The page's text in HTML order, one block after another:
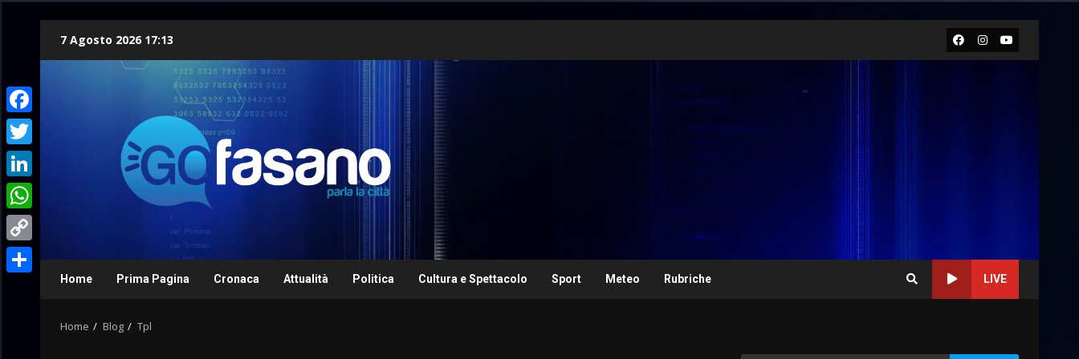
7 Agosto 2026 17:13 Facebook
Instagram
Youtube
Home Prima Pagina Cronaca Attualità Politica Cultura e Spettacolo Sport Meteo Rubriche LIVE
Home Blog Tpl
Facebook
Twitter
LinkedIn
WhatsApp
Copy